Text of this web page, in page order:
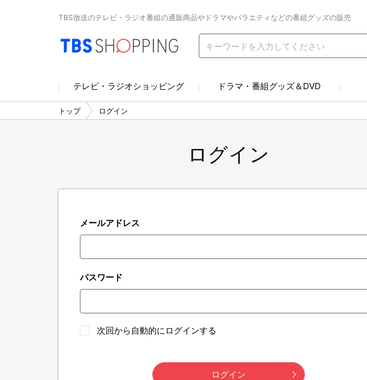
TBS放送のテレビ・ラジオ番組の通販商品やドラマやバラエティなどの番組グッズの販売
テレビ・ラジオショッピング ドラマ・番組グッズ＆DVD
トップ ログイン
ログイン
メールアドレス
パスワード
次回から自動的にログインする
ログイン